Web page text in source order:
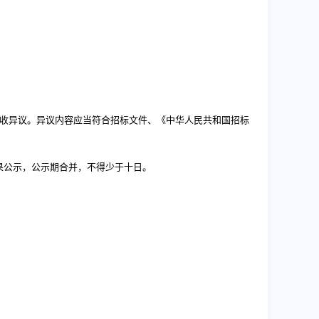
异议。异议内容应当符合招标文件、《中华人民共和国招标
示，公示期合并，不得少于十日。